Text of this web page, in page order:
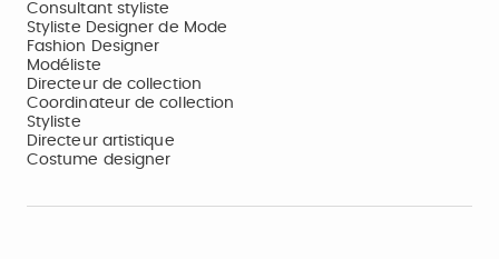
Consultant styliste
Styliste Designer de Mode
Fashion Designer
Modéliste
Directeur de collection
Coordinateur de collection
Styliste
Directeur artistique
Costume designer